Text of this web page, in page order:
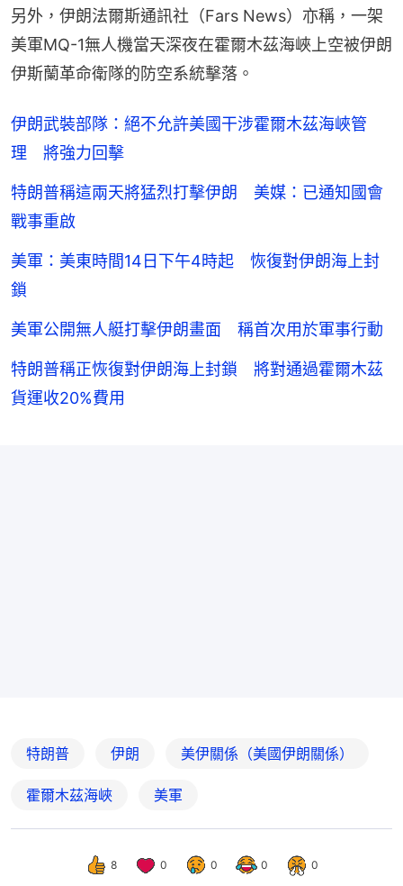
另外，伊朗法爾斯通訊社（Fars News）亦稱，一架
美軍MQ-1無人機當天深夜在霍爾木茲海峽上空被伊朗
伊斯蘭革命衛隊的防空系統擊落。
伊朗武裝部隊：絕不允許美國干涉霍爾木茲海峽管
理 將強力回擊
特朗普稱這兩天將猛烈打擊伊朗 美媒：已通知國會
戰事重啟
美軍：美東時間14日下午4時起 恢復對伊朗海上封
鎖
美軍公開無人艇打擊伊朗畫面 稱首次用於軍事行動
特朗普稱正恢復對伊朗海上封鎖 將對通過霍爾木茲
貨運收20%費用
特朗普 伊朗 美伊關係（美國伊朗關係）
霍爾木茲海峽 美軍
8 0 0 0 0